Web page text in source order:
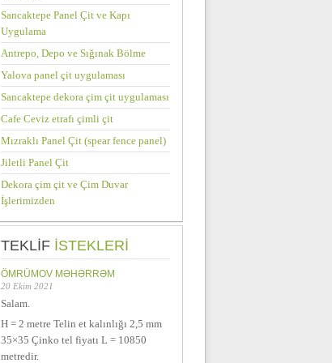
Sancaktepe Panel Çit ve Kapı
Uygulama
Antrepo, Depo ve Sığınak Bölme
Yalova panel çit uygulaması
Sancaktepe dekora çim çit uygulaması
Cafe Ceviz etrafı çimli çit
Mızraklı Panel Çit (spear fence panel)
Jiletli Panel Çit
Dekora çim çit ve Çim Duvar
İşlerimizden
TEKLIF ISTEKLERI
ÖMRÜMOV MƏHƏRRƏM
20 Ekim 2021
Salam.
H = 2 metre Telin et kalınlığı 2,5 mm
35×35 Çinko tel fiyatı L = 10850
metredir.